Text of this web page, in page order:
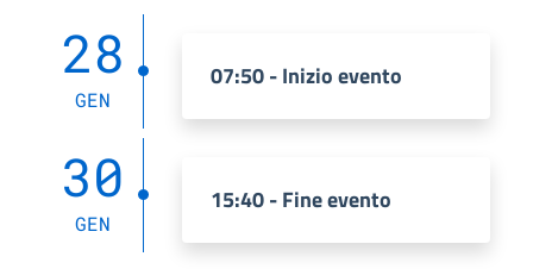
28
GEN
07:50 - Inizio evento
30
GEN
15:40 - Fine evento